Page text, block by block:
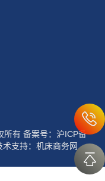
所有 备案号：沪ICP备
支持： 机床商务网